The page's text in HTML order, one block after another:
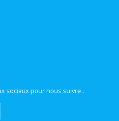
sociaux pour nous suivre .